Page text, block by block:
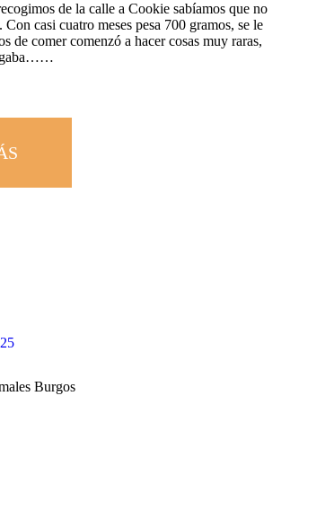
de la calle a Cookie sabíamos que no
casi cuatro meses pesa 700 gramos, se le
de comer comenzó a hacer cosas muy raras,
Burgos